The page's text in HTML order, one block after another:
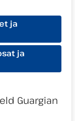
ja
ja
Guargian